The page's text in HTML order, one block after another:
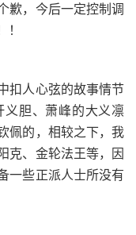
歉，今后一定控制调
扣人心弦的故事情节
义胆、萧峰的大义凛
佩的，相较之下，我
克、金轮法王等，因
一些正派人士所没有